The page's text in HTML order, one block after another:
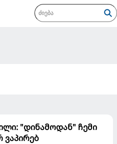
"დინამოდან" ჩემი
ვაპირებ